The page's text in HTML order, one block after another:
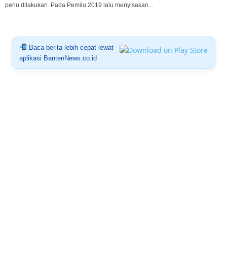
perlu dilakukan. Pada Pemilu 2019 lalu menyisakan...
Baca berita lebih cepat lewat
aplikasi BantenNews.co.id